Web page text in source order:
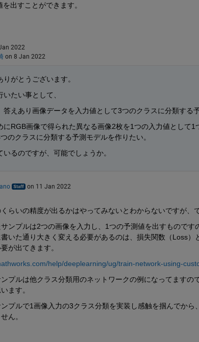
出すことができます。
2022
on 8 Jan 2022
りがとうございます。
いたい事として、
答えあり画像データを入力値として3つのクラスに分類する
にRGB画像で得られた異なる画像2枚を1つの入力値として
のクラスに分類する予測モデルを作りたい。
いるのですが、可能でしょうか。
on 11 Jan 2022
らいの精度が出るかはやってみないとわからないですが、
ンプルは2つの画像を入力し、1つの予測値を出すものです
いた通り大きく変える必要があるのは、損失関数（Loss
が出てきます。
help/deeplearning/ug/train-network-using-
ンプルは他クラス分類用のネットワークの例になってますの
ます。
ンプルで1画像入力の3クラス分類を実装し感触を掴んでか
ん。